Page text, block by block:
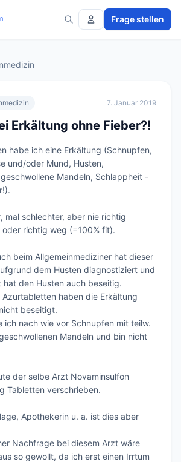
Frage stellen
7. Januar 2019
Erkältung ohne Fieber?!
habe ich eine Erkältung (Schnupfen,
und/oder Mund, Husten,
Mandeln, Schlappheit -
mal schlechter, aber nie richtig
oder richtig weg (=100% fit).
beim Allgemeinmediziner hat dieser
dem Husten diagnostiziert und
hat den Husten auch beseitig.
Azurtabletten haben die Erkältung
beseitigt.
ich nach wie vor Schnupfen mit teilw.
Mandeln und bin nicht
der selbe Arzt Novaminsulfon
Tabletten verschrieben.
Apothekerin u. a. ist dies aber
Nachfrage bei diesem Arzt wäre
so gewollt, da ich erst einen Irrtum